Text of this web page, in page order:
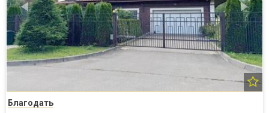
Благодать